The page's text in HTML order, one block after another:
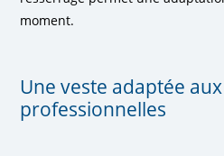
moment.
Une veste adaptée
professionnelles